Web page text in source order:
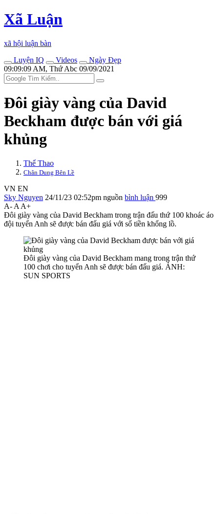
Xã Luận
xã hội luận bàn
Luyện IQ
Videos
Ngày Đẹp
09:09:09 AM, Thứ Abc 09/09/2021
Đôi giày vàng của David
Beckham được bán với giá
khủng
Thể Thao
Chân Dung Bên Lề
VN EN
Sky Nguyen 24/11/23 02:52pm nguồn bình luận 999
A- A A+
Đôi giày vàng của David Beckham trong trận đấu thứ 100 khoác áo
đội tuyển Anh sẽ được bán đấu giá với số tiền khổng lồ.
Đôi giày vàng của David Beckham mang trong trận thứ
100 chơi cho tuyển Anh sẽ được bán đấu giá. ẢNH:
SUN SPORTS